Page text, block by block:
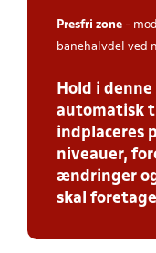
Presfri zone -
banehalvdel ved
Hold i
automatisk
indplaceres
niveauer,
ændringer
skal